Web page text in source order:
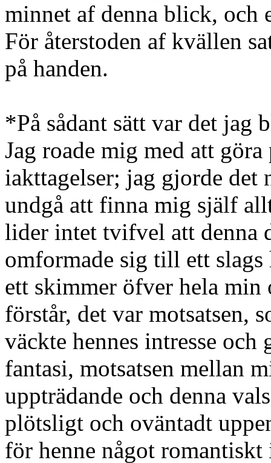
minnet af denna blick, och
För återstoden af kvällen
på handen.
*På sådant sätt var det jag
Jag roade mig med att
iakttagelser; jag gjorde det
undgå att finna mig själf
lider intet tvifvel att denna
omformade sig till ett slags
ett skimmer öfver hela
förstår, det var motsatsen,
väckte hennes intresse och
fantasi, motsatsen mellan
uppträdande och denna
plötsligt och oväntadt
för henne något romantiskt